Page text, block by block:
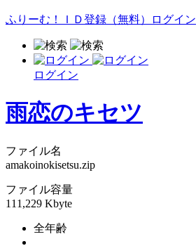
ふりーむ！ＩＤ登録（無料） ログイン
ログイン
雨恋のキセツ
ファイル名
amakoinokisetsu.zip
ファイル容量
111,229 Kbyte
全年齢